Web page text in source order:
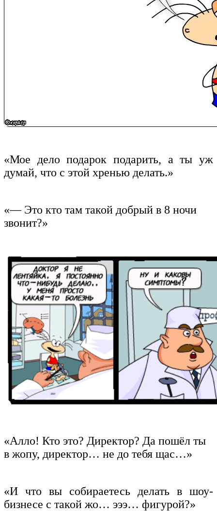
«Мое дело подарок подарить, а ты уж
думай, что с этой хренью делать.»
«— Это кто там такой добрый в 8 ночи
звонит?»
«Алло! Кто это? Директор? Да пошёл ты
в жопу, директор… не до тебя щас…»
«И что вы собираетесь делать в шоу-
бизнесе с такой жо… эээ… фигурой?»